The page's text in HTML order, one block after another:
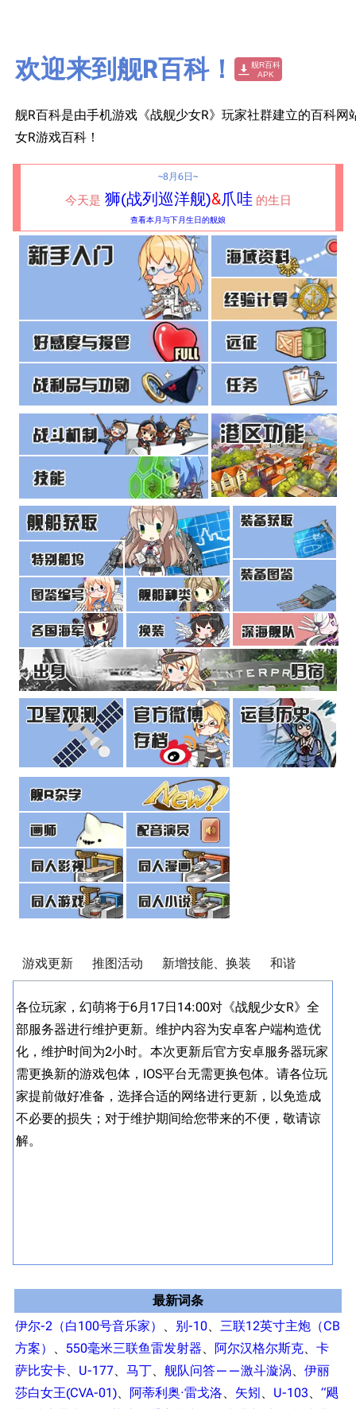
1696 6687 11.9万
舰R百科
导航
首页
最近更改
随便逛逛
特殊页面
上传文件
游戏系统
新手入门
推荐角色与游戏技
战利品与功勋
技能
战斗机制
舰娘与装备
按编号
欢迎来到舰R百科！
舰R百科是由手机游戏《战舰少女R》玩家社群建立的百科
女R游戏百科！
~8月6日~
今天是 狮(战列巡洋舰)&爪哇 的生日
查看本月与下月生日的舰娘
游戏更新 推图活动 新增技能、换装 和谐
各位玩家，幻萌将于6月17日14:00对《战舰少女R》全
部服务器进行维护更新。维护内容为安卓客户端构造优
化，维护时间为2小时。本次更新后官方安卓服务器玩家
需更换新的游戏包体，IOS平台无需更换包体。请各位玩
家提前做好准备，选择合适的网络进行更新，以免造成
不必要的损失；对于维护期间给您带来的不便，敬请谅
解。
*10
最新词条
伊尔-2（白100号音乐家）
、​ 别-10、​ 三联12英寸主炮（CB
方案）
、​ 550毫米三联鱼雷发射器、​ 阿尔汉格尔斯克、​ 卡
萨比安卡、​ U-177、​ 马丁、​ 舰队问答——激斗漩涡、​ 伊丽
莎白女王(CVA-01)、​ 阿蒂利奥·雷戈洛、​ 矢矧、​ U-103、​ “飓